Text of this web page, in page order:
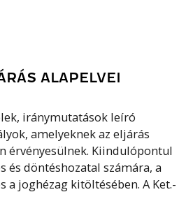
ALAPELVEI
iránymutatások leíró
amelyeknek az eljárás
érvényesülnek. Kiindulópontul
és döntéshozatal számára, a
a joghézag kitöltésében. A Ket.-